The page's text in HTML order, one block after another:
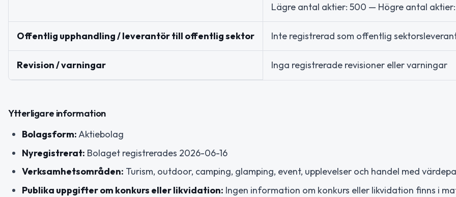
Lägre antal aktier: 500 — Högre antal
Offentlig upphandling / leverantör till offentlig sektor Inte registrerad som offentlig
Revision / varningar Inga registrerade revisioner eller varningar
Ytterligare information
Bolagsform:Aktiebolag
Nyregistrerat: Bolaget registrerades 2026-06-16
Verksamhetsområden: Turism, outdoor, camping, glamping, event, upplevelser och handel med
Publika uppgifter om konkurs eller likvidation: Ingen information om konkurs eller likvidation finns i